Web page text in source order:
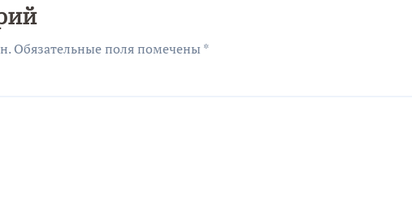
Обязательные поля помечены *